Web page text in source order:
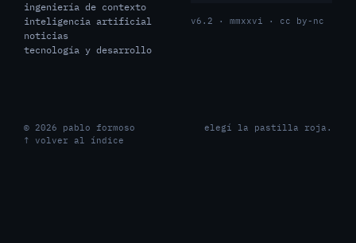
ingeniería de contexto
inteligencia artificial
noticias
tecnología y desarrollo
v6.2 · mmxxvi · cc by-nc
© 2026 pablo formoso
elegí la pastilla roja.
↑ volver al índice